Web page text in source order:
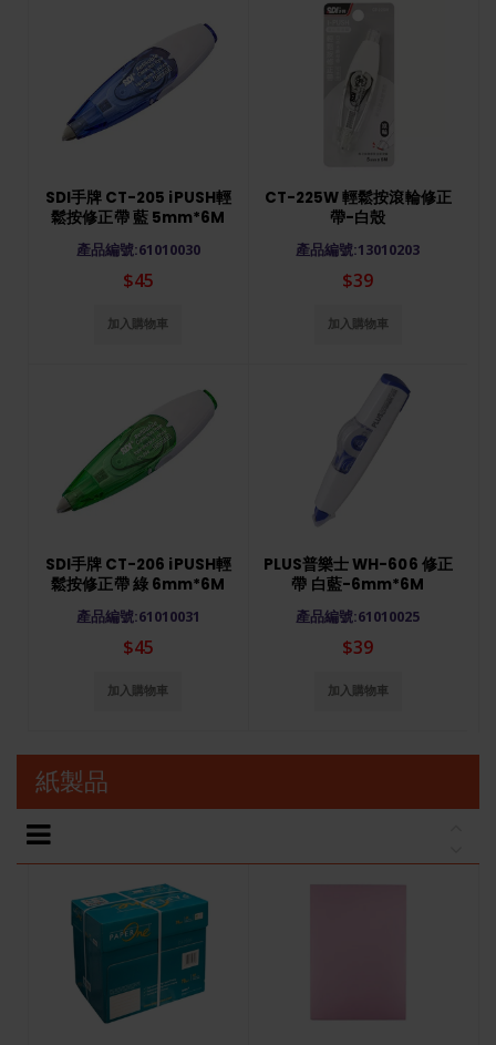
SDI手牌 CT-205 iPUSH輕
鬆按修正帶 藍 5mm*6M
產品編號:61010030
$45
加入購物車
SDI手牌 CT-206 iPUSH輕
鬆按修正帶 綠 6mm*6M
產品編號:61010031
$45
加入購物車
CT-225W 輕鬆按滾輪修正
帶-白殼
產品編號:13010203
$39
加入購物車
PLUS普樂士 WH-606 修正
帶 白藍-6mm*6M
產品編號:61010025
$39
加入購物車
紙製品